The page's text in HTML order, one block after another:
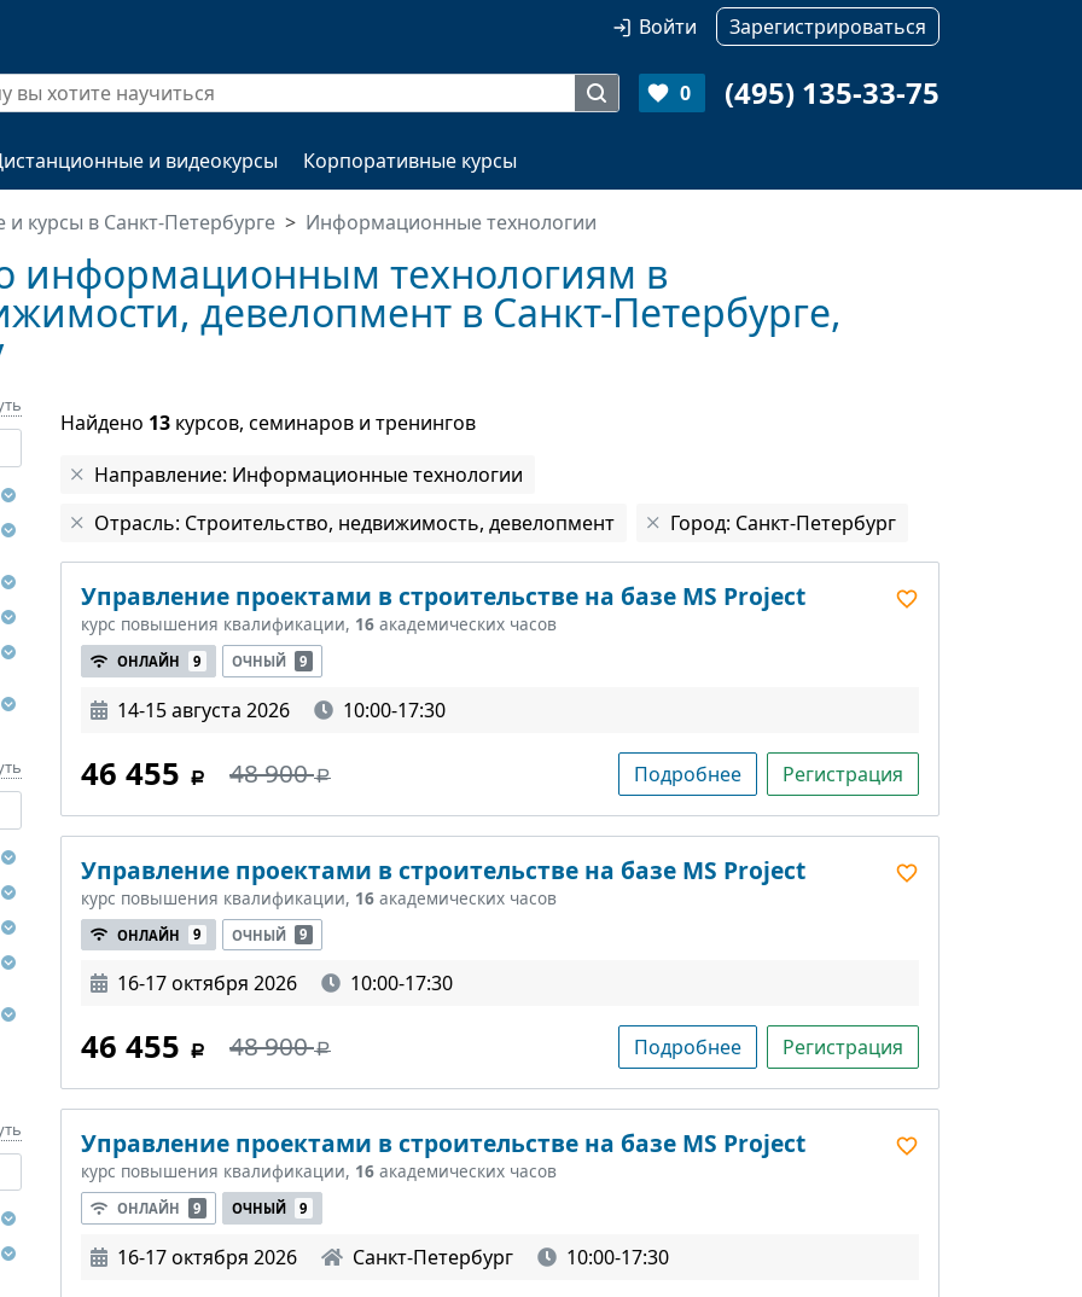
Войти Зарегистрироваться
0 (495) 135-33-75
и видеокурсы Корпоративные курсы
и курсы в Санкт-Петербурге Информационные технологии
информационным технологиям в
девелопмент в Санкт-Петербурге,
Найдено 13 курсов, семинаров и тренингов
Направление: Информационные технологии
Отрасль: Строительство, недвижимость, девелопмент
Город: Санкт-Петербург
Управление проектами в строительстве на базе MS Project
курс повышения квалификации, 16 академических часов
ОНЛАЙН 9 ОЧНЫЙ 9
14-15 августа 2026 10:00-17:30
46 455 48 900 Подробнее Регистрация
Управление проектами в строительстве на базе MS Project
курс повышения квалификации, 16 академических часов
ОНЛАЙН 9 ОЧНЫЙ 9
16-17 октября 2026 10:00-17:30
46 455 48 900 Подробнее Регистрация
Управление проектами в строительстве на базе MS Project
курс повышения квалификации, 16 академических часов
ОНЛАЙН 9 ОЧНЫЙ 9
16-17 октября 2026 Санкт-Петербург 10:00-17:30